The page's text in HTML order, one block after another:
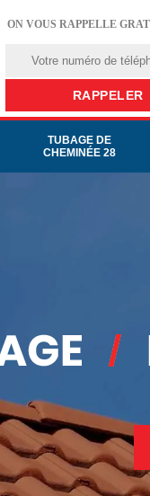
ON VOUS RAPPELLE
TUBAGE DE
CHEMINÉE 28